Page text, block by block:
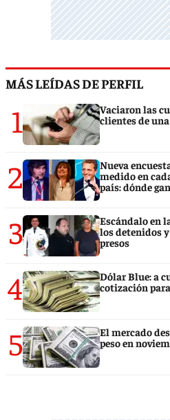
MÁS LEÍDAS DE PERFIL
1
Vaciaron las
clientes de
2
Nueva
medido en
país: dónde
3
Escándalo en
los detenidos
presos
4
Dólar Blue: a
cotización
5
El mercado
peso en